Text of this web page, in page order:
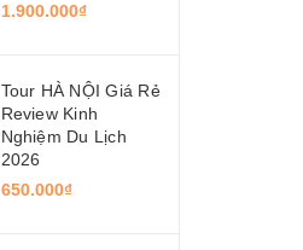
1.900.000₫
Tour HÀ NỘI Giá Rẻ
Review Kinh
Nghiệm Du Lịch
2026
650.000₫